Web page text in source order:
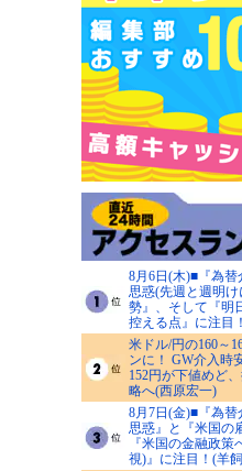
8月6日(木)■『為
思惑(先週と週明
勢』、そして『明
控える点』に注目
米ドル/円の160～
ンに！ GW介入時
152円が下値めど
略へ(西原宏一)
8月7日(金)■『為
思惑』と『米国の
『米国の金融政
視)』に注目！(羊